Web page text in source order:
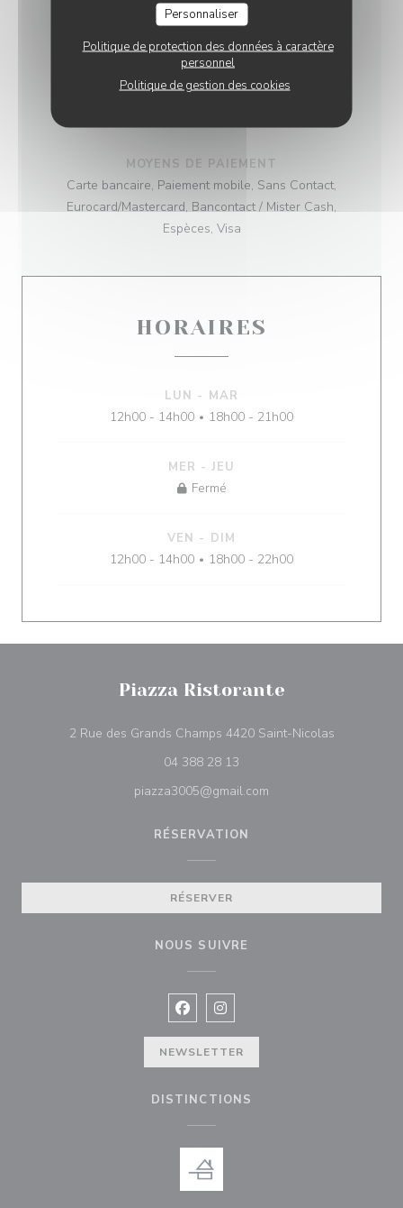
Personnaliser
Politique de protection des données à caractère
personnel
Politique de gestion des cookies
Restaurant Italien
MOYENS DE PAIEMENT
Carte bancaire, Paiement mobile, Sans Contact,
Eurocard/Mastercard, Bancontact / Mister Cash,
Espèces, Visa
HORAIRES
LUN - MAR
12h00 - 14h00 • 18h00 - 21h00
MER -JEU
Fermé
VEN - DIM
12h00 - 14h00 • 18h00 - 22h00
Piazza Ristorante
2 Rue des Grands Champs 4420 Saint-Nicolas((ouvre
04 388 28 13
piazza3005@gmail.com
RÉSERVATION
RÉSERVER
NOUS SUIVRE
Facebook ((ouvre une nouvelle
Instagram ((ouvre une
NEWSLETTER
DISTINCTIONS